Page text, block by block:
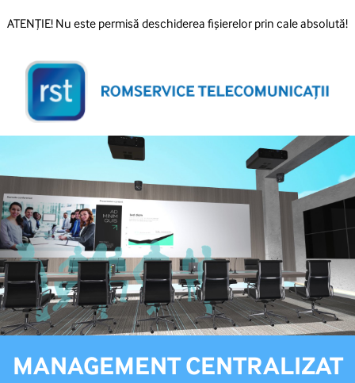
ATENȚIE! Nu este permisă deschiderea fișierelor prin cale absolută!
MANAGEMENT CENTRALIZAT